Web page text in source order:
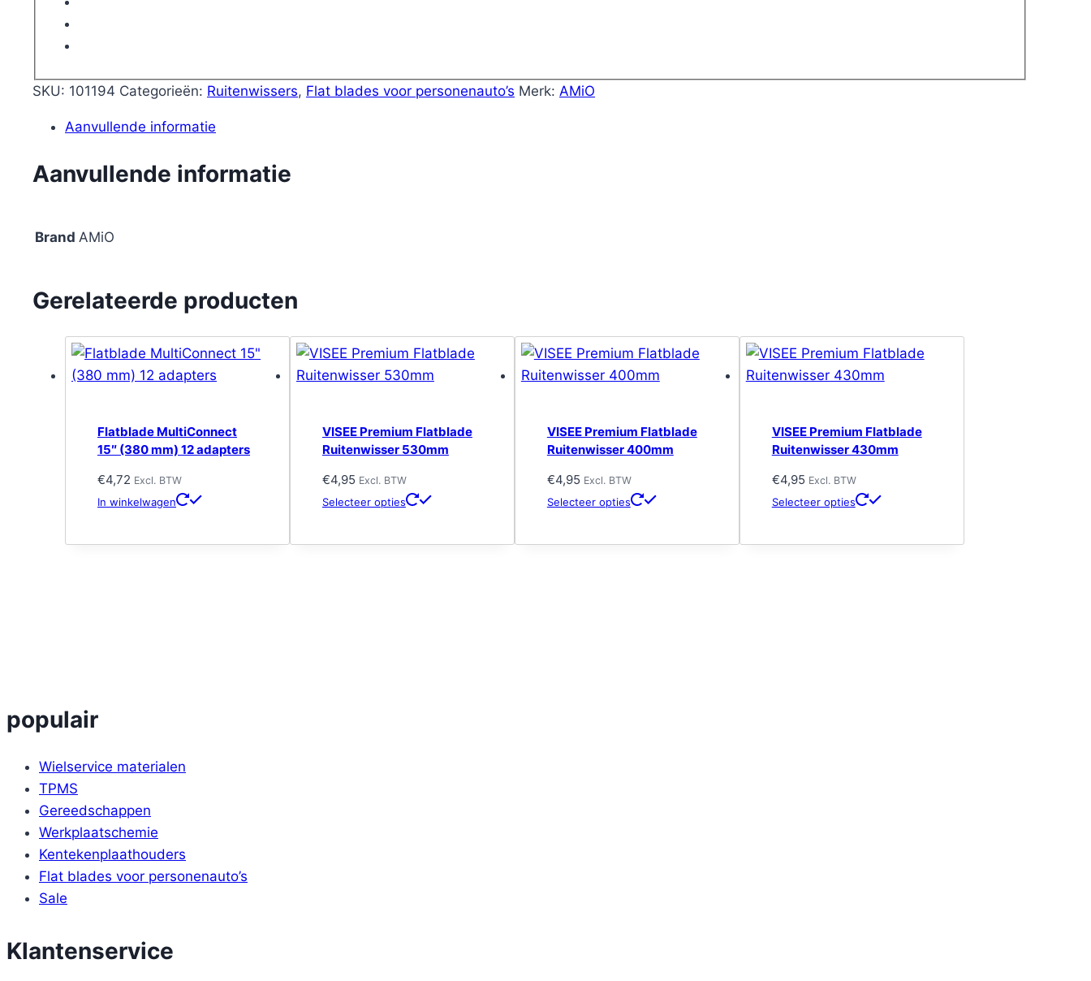
adapters
SKU: 101194 Categorieën: Ruitenwissers, Flat blades voor personenauto’s Merk: AMiO
Aanvullende informatie
Aanvullende informatie
Brand AMiO
Gerelateerde producten
Flatblade MultiConnect
15″ (380 mm) 12 adapters
€4,72 Excl. BTW
In winkelwagen
VISEE Premium Flatblade
Ruitenwisser 530mm
€4,95 Excl. BTW
Selecteer opties
Dit
heeft
VISEE Premium Flatblade
Ruitenwisser 400mm
€4,95 Excl. BTW
Selecteer opties
Dit
heeft
VISEE Premium Flatblade
Ruitenwisser 430mm
€4,95 Excl. BTW
Selecteer opties
Dit
heeft
populair
Wielservice materialen
TPMS
Gereedschappen
Werkplaatschemie
Kentekenplaathouders
Flat blades voor personenauto’s
Sale
Klantenservice